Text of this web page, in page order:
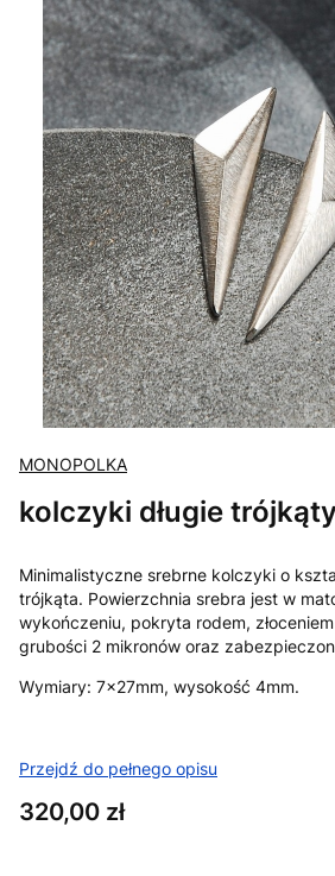
MONOPOLKA
kolczyki długie
Minimalistyczne srebrne kolczyki o
trójkąta. Powierzchnia srebra jest w
wykończeniu, pokryta rodem,
grubości 2 mikronów oraz
Wymiary: 7x27mm, wysokość 4mm.
Przejdź do pełnego opisu
Cena
320,00 zł